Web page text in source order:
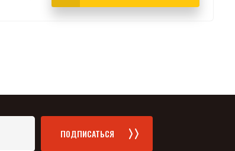
ПОДПИСАТЬСЯ